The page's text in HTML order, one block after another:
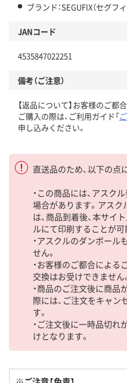
ブランド：SEGUFIX（セグフ
JANコード
4535847022251
備考（ご注意）
【返品について】お客様のご都
ご購入の際は、ご利用ガイド「
申し込みください。
直送品のため、以下の点
・この商品には、アスク
場合があります。アス
は、商品到着後、本サイ
ルにて印刷することが可
・アスクルのダンボー
せん。
・お客様のご都合による
交換はお受けできません。
・商品のご注文後に商
際には、ご注文をキャン
す。
・ご注文後に一時品切れ
けとなります。